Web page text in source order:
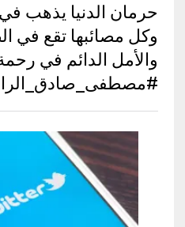
حرمان الدنيا يذهب
وكل مصائبها تقع في
والأمل الدائم في